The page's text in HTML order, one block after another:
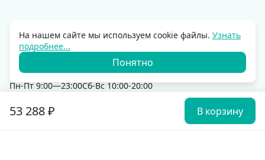
53 288₽ В корзину
Контакты
+7 962 838-35-83
bm@7izmerenie.com
Г. Новосибирск, ул. Светлановская, 50 ТЦ Большая
Медведица, салон Vincea
Пн-Пт 9:00—23:00Сб-Вс 10:00-20:00
Магазин
На нашем сайте мы используем cookie файлы. Узнать
подробнее...
Понятно